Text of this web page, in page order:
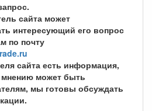
сайта может
интересующий его вопрос
по почту
сайта есть информация,
мнению может быть
мы готовы обсуждать